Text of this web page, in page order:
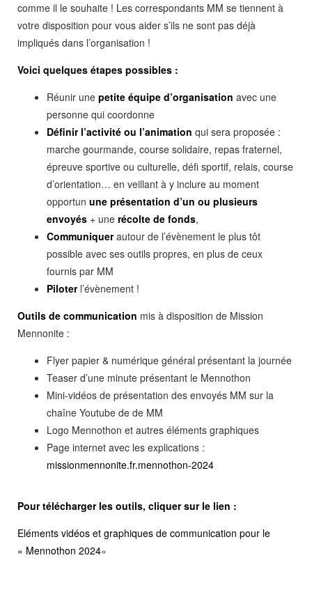
comme il le souhaite ! Les correspondants MM se tiennent à
votre disposition pour vous aider s’ils ne sont pas déjà
impliqués dans l’organisation !
Voici quelques étapes possibles :
Réunir une petite équipe d’organisation avec une
personne qui coordonne
Définir l’activité ou l’animation qui sera proposée :
marche gourmande, course solidaire, repas fraternel,
épreuve sportive ou culturelle, défi sportif, relais, course
d’orientation… en veillant à y inclure au moment
opportun une présentation d’un ou plusieurs
envoyés + une récolte de fonds,
Communiquerautour de l’évènement le plus tôt
possible avec ses outils propres, en plus de ceux
fournis par MM
Piloterl’évènement !
Outils de communication mis à disposition de Mission
Mennonite :
Flyer papier & numérique général présentant la journée
Teaser d’une minute présentant le Mennothon
Mini-vidéos de présentation des envoyés MM sur la
chaîne Youtube de de MM
Logo Mennothon et autres éléments graphiques
Page internet avec les explications :
missionmennonite.fr.mennothon-2024
Pour télécharger les outils, cliquer sur le lien :
Eléments vidéos et graphiques de communication pour le
« Mennothon 2024«